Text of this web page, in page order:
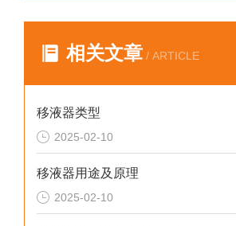
相关文章 / ARTICLE
移液器类型
2025-02-10
移液器用途及原理
2025-02-10